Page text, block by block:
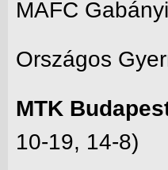
MAFC
Országos
MTK
10-19, 14-8)